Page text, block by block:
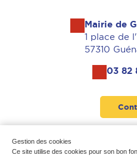
Gestion des cookies
Ce site utilise des cookies pour son bon
Mairie de
1 place de
57310
03 82